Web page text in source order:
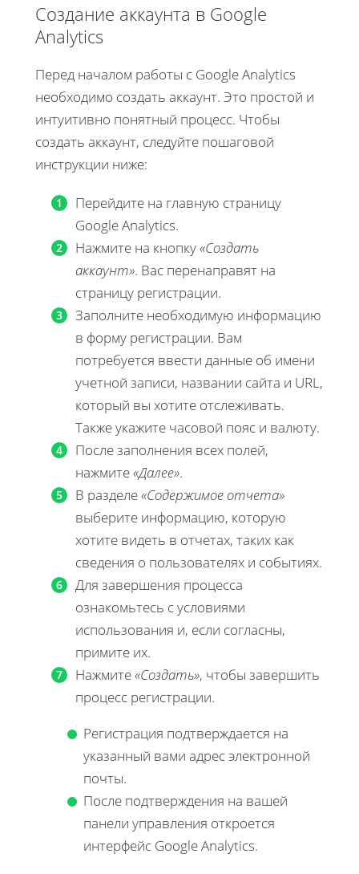
Создание аккаунта в Google
Analytics
Перед началом работы с Google Analytics
необходимо создать аккаунт. Это простой и
интуитивно понятный процесс. Чтобы
создать аккаунт, следуйте пошаговой
инструкции ниже:
Перейдите на главную страницу
Google Analytics.
Нажмите на кнопку«Создать
аккаунт». Вас перенаправят на
страницу регистрации.
Заполните необходимую информацию
в форму регистрации. Вам
потребуется ввести данные об имени
учетной записи, названии сайта и URL,
который вы хотите отслеживать.
Также укажите часовой пояс и валюту.
После заполнения всех полей,
нажмите«Далее».
В разделе«Содержимое отчета»
выберите информацию, которую
хотите видеть в отчетах, таких как
сведения о пользователях и событиях.
Для завершения процесса
ознакомьтесь с условиями
использования и, если согласны,
примите их.
Нажмите«Создать», чтобы завершить
процесс регистрации.
Регистрация подтверждается на
указанный вами адрес электронной
почты.
После подтверждения на вашей
панели управления откроется
интерфейс Google Analytics.